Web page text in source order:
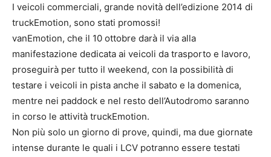
I veicoli commerciali, grande novità dell’edizione 2014 di
truckEmotion, sono stati promossi!
vanEmotion, che il 10 ottobre darà il via alla
manifestazione dedicata ai veicoli da trasporto e lavoro,
proseguirà per tutto il weekend, con la possibilità di
testare i veicoli in pista anche il sabato e la domenica,
mentre nei paddock e nel resto dell’Autodromo saranno
in corso le attività truckEmotion.
Non più solo un giorno di prove, quindi, ma due giornate
intense durante le quali i LCV potranno essere testati